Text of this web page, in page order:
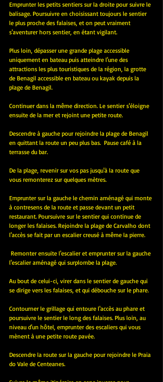
Emprunter les petits sentiers sur la droite pour suivre le
balisage. Poursuivre en choisissant toujours le sentier
le plus proche des falaises, et on peut vraiment
s'aventurer hors sentier, en étant vigilant.
Plus loin, dépasser une grande plage accessible
uniquement en bateau puis atteindre l'une des
attractions les plus touristiques de la région, la grotte
de Benagil accessible en bateau ou kayak depuis la
plage de Benagil.
Continuer dans la même direction. Le sentier s'éloigne
ensuite de la mer et rejoint une petite route.
Descendre à gauche pour rejoindre la plage de Benagil
en quittant la route un peu plus bas.  Pause café à la
terrasse du bar.
De la plage, revenir sur vos pas jusqu'à la route que
vous remonterez sur quelques mètres.
Emprunter sur la gauche le chemin aménagé qui monte
à contresens de la route et passe devant un petit
restaurant. Poursuivre sur le sentier qui continue de
longer les falaises. Rejoindre la plage de Carvalho dont
l'accès se fait par un escalier creusé à même la pierre.
l'escalier aménagé qui surplombe la plage.
Au bout de celui-ci, virer dans le sentier de gauche qui
se dirige vers les falaises, et qui débouche sur le phare.
Contourner le grillage qui entoure l'accès au phare et
poursuivre le sentier le long des falaises. Plus loin, au
niveau d'un hôtel, emprunter des escaliers qui vous
mènent à une petite route pavée.
Descendre la route sur la gauche pour rejoindre le Praia
do Vale de Centeanes.